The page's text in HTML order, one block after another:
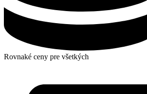
Rovnaké ceny pre všetkých